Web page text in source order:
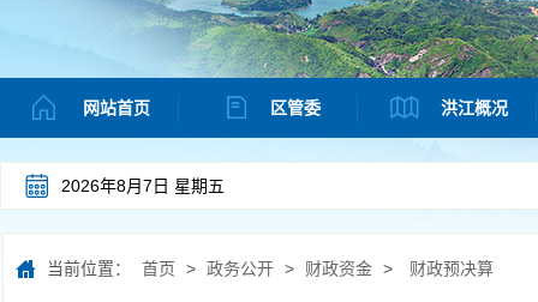
网站首页 区管委 洪江概况
2026年8月7日 星期五
当前位置： 首页 > 政务公开 > 财政资金 > 财政预决算